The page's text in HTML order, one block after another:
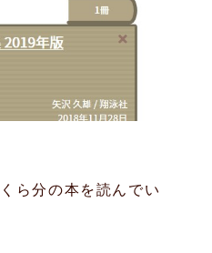
ら分の本を読んでい